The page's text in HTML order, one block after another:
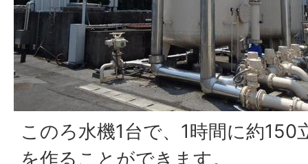
このろ水機1台で、1時間に約150
を作ることができます。